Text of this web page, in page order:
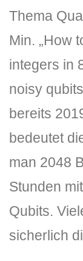
Thema
Min. „How
integers in
noisy
bereits
bedeutet
man 2048
Stunden
Qubits.
sicherlich